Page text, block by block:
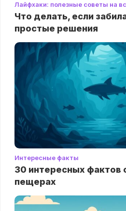
Лайфхаки: полезные советы на
Что делать, если
простые решения
Интересные факты
30 интересных фактов
пещерах